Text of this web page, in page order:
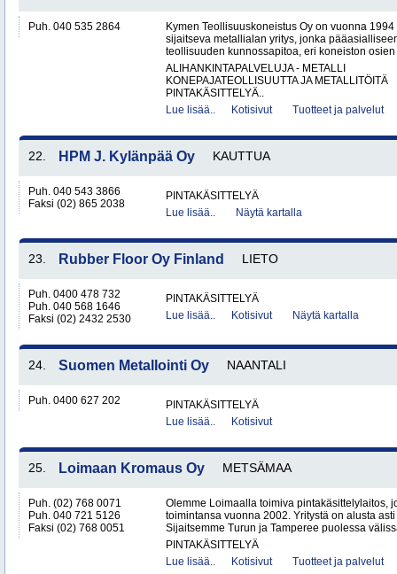
Puh. 040 535 2864
Kymen Teollisuuskoneistus Oy on vuonna
sijaitseva metallialan yritys, jonka
teollisuuden kunnossapitoa, eri koneiston
ALIHANKINTAPALVELUJA - METALLI
KONEPAJATEOLLISUUTTA JA METALLITÖITÄ
PINTAKÄSITTELYÄ..
Lue lisää..
Kotisivut Tuotteet ja palvelut
22. HPM J. Kylänpää Oy KAUTTUA
Puh. 040 543 3866
Faksi (02) 865 2038
PINTAKÄSITTELYÄ
Lue lisää..
Näytä kartalla
23. Rubber Floor Oy Finland LIETO
Puh. 0400 478 732
Puh. 040 568 1646
Faksi (02) 2432 2530
PINTAKÄSITTELYÄ
Lue lisää..
Kotisivut Näytä kartalla
24. Suomen Metallointi Oy NAANTALI
Puh. 0400 627 202
PINTAKÄSITTELYÄ
Lue lisää..
Kotisivut
25. Loimaan Kromaus Oy METSÄMAA
Puh. (02) 768 0071
Puh. 040 721 5126
Faksi (02) 768 0051
Olemme Loimaalla toimiva pintakäsittelylaitos,
toimintansa vuonna 2002. Yritystä on alusta
Sijaitsemme Turun ja Tamperee puolessa
PINTAKÄSITTELYÄ
Lue lisää..
Kotisivut Tuotteet ja palvelut